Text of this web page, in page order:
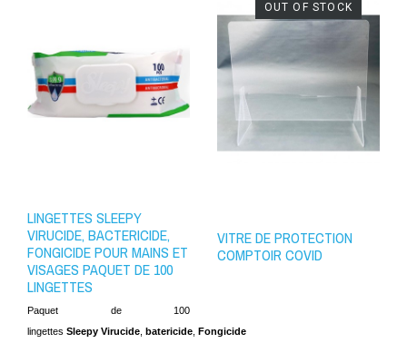
Colissimo Domicile avec signature
: Livraison prévue entre le12/08/2026
et le13/08/2026
Colissimo Domicile sans signature
: Livraison prévue entre le
et le13/08/2026
LINGETTES SLEEPY
VIRUCIDE, BACTERICIDE,
FONGICIDE POUR MAINS ET
VISAGES PAQUET DE 100
LINGETTES
Paquet de 100
lingettes Sleepy Virucide batericide Fongicide
VITRE DE PROTECTION
COMPTOIR COVID
OUT OF STOCK